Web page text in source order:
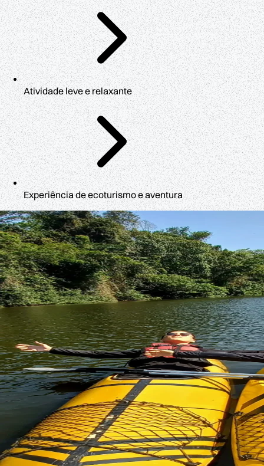
Atividade leve e relaxante
Experiência de ecoturismo e aventura